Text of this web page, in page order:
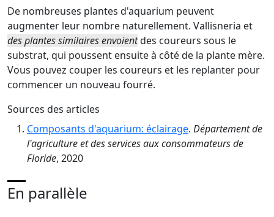
De nombreuses plantes d'aquarium peuvent
augmenter leur nombre naturellement. Vallisneria et
des plantes similaires envoientdes coureurs sous le
substrat, qui poussent ensuite à côté de la plante mère.
Vous pouvez couper les coureurs et les replanter pour
commencer un nouveau fourré.
Sources des articles
Composants d'aquarium: éclairage. Département de
l'agriculture et des services aux consommateurs de
Floride, 2020
En parallèle